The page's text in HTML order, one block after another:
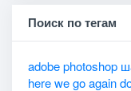
Поиск по тегам
adobe photoshop
here we go again